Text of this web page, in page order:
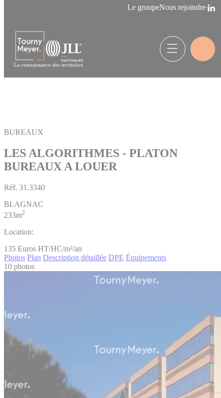
Le groupeNous rejoindre
La connaissance des territoires
BUREAUX
LES ALGORITHMES - PLATON
BUREAUX A LOUER
Réf. 31.3340
BLAGNAC
233m2
Location:
135 Euros HT/HC/m²/an
Photos Plan Description détaillée DPE Équipements
10 photos